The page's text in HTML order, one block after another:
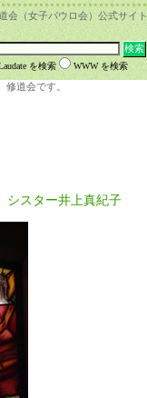
会（女子パウロ会）公式サイト
を検索 WWW を検索
道会です。
スター井上真紀子